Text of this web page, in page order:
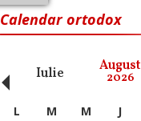
Calendar ortodox
Iulie August
2026
‹ L M M J